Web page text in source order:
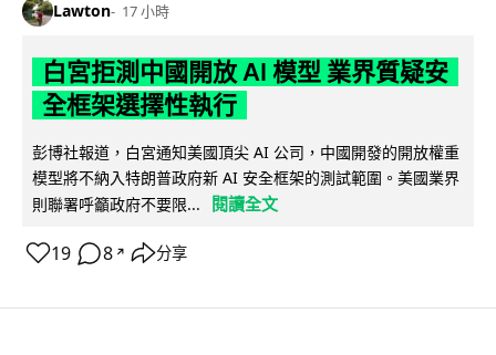
Lawton 17 小時
白宮拒測中國開放 AI 模型 業界質疑安
全框架選擇性執行
彭博社報道，白宮通知美國頂尖 AI 公司，中國開發的開放權重
模型將不納入特朗普政府新 AI 安全框架的測試範圍。美國業界
則聯署呼籲政府不要限...
閱讀全文
19 8 ↗ 分享